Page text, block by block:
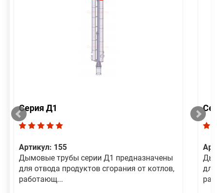
Серия Д1
Артикул: 155
Дымовые трубы серии Д1 предназначены
для отвода продуктов сгорания от котлов,
работающ...